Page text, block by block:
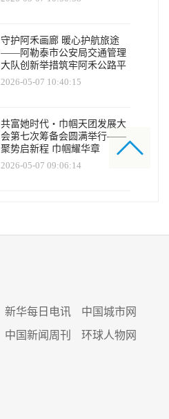
守护阿禾画廊 暖心护航旅途
——阿勒泰市公安局交通管理
大队创新举措筑牢阿禾公路平
安防线
2026-05-07 10:40:15
共富她时代・巾帼天团发展大
会第七次筹备会圆满举行——
聚势启新程 巾帼耀华章
2026-05-07 09:06:14
新华每日电讯
中国城市网
中国新闻周刊 环球人物网